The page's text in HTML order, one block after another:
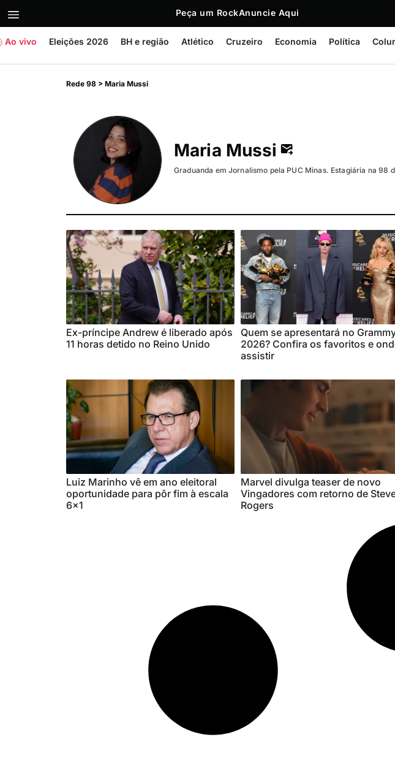
Peça um RockAnuncie Aqui
Ao vivo Eleições 2026 BH e região Atlético Cruzeiro Economia Política
Rede 98 > Maria Mussi
Maria Mussi
Graduanda em Jornalismo pela PUC Minas. Estagiária na 98
Ex-príncipe Andrew é liberado após
11 horas detido no Reino Unido
Quem se apresentará no
2026? Confira os favoritos e
assistir
Luiz Marinho vê em ano eleitoral
oportunidade para pôr fim à escala
6×1
Marvel divulga teaser de novo
Vingadores com retorno de
Rogers